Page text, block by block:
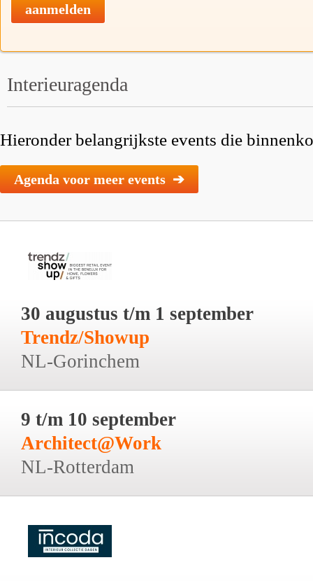
aanmelden
Interieuragenda
Hieronder belangrijkste events die
Agenda voor meer events ➔
30 augustus t/m 1 september
Trendz/Showup
NL-Gorinchem
9 t/m 10 september
Architect@Work
NL-Rotterdam